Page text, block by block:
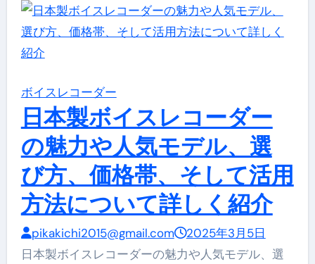
ボイスレコーダー
日本製ボイスレコーダー
の魅力や人気モデル、選
び方、価格帯、そして活用
方法について詳しく紹介
pikakichi2015@gmail.com
2025年3月5日
日本製ボイスレコーダーの魅力や人気モデル、選